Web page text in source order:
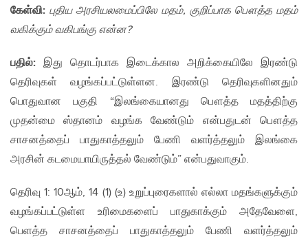
கேள்வி: புதிய அரசியலமைப்பிலே மதம், குறிப்பாக பௌத்த மதம்
வகிக்கும் வகிபங்கு என்ன?
பதில்: இது தொடர்பாக இடைக்கால அறிக்கையிலே இரண்டு
தெரிவுகள் வழங்கப்பட்டுள்ளன. இரண்டு தெரிவுகளினதும்
பொதுவான பகுதி “இலங்கையானது பௌத்த மதத்திற்கு
முதன்மை ஸ்தானம் வழங்க வேண்டும் என்பதுடன் பௌத்த
சாசனத்தைப் பாதுகாத்தலும் பேணி வளர்த்தலும் இலங்கை
அரசின் கடமையாயிருத்தல் வேண்டும்” என்பதுவாகும்.
தெரிவு 1: 10ஆம், 14 (1) (உ) உறுப்புரைகளால் எல்லா மதங்களுக்கும்
வழங்கப்பட்டுள்ள உரிமைகளைப் பாதுகாக்கும் அதேவேளை,
பெளத்த சாசனத்தைப் பாதுகாத்தலும் பேணி வளர்த்தலும்